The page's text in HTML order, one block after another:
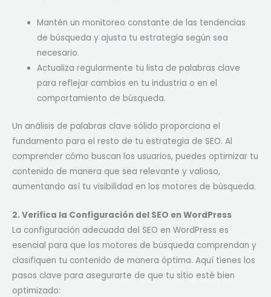
Mantén un monitoreo constante de las tendencias
de búsqueda y ajusta tu estrategia según sea
necesario.
Actualiza regularmente tu lista de palabras clave
para reflejar cambios en tu industria o en el
comportamiento de búsqueda.
Un análisis de palabras clave sólido proporciona el
fundamento para el resto de tu estrategia de SEO. Al
comprender cómo buscan los usuarios, puedes optimizar tu
contenido de manera que sea relevante y valioso,
aumentando así tu visibilidad en los motores de búsqueda.
2. Verifica la Configuración del SEO en WordPress
La configuración adecuada del SEO en WordPress es
esencial para que los motores de búsqueda comprendan y
clasifiquen tu contenido de manera óptima. Aquí tienes los
pasos clave para asegurarte de que tu sitio esté bien
optimizado: